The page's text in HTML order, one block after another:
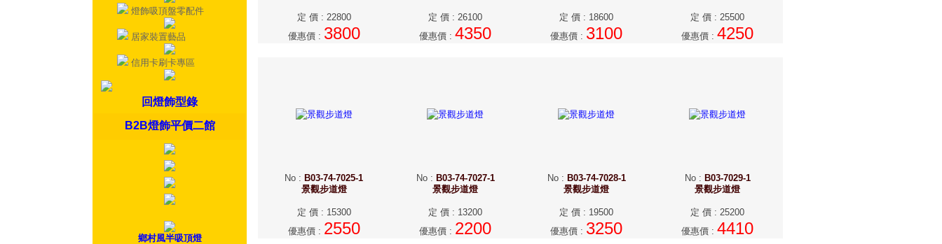
燈飾吸頂盤零配件
居家裝置藝品
信用卡刷卡專區
回燈飾型錄
B2B燈飾平價二館
鄉村風半吸頂燈
定 價: 22800
優惠價: 3800
定 價 : 26100
優惠價 : 4350
定 價 : 18600
優惠價 : 3100
定 價 : 25500
優惠價 : 4250
No : B03-74-7025-1
景觀步道燈
定 價: 15300
優惠價: 2550
No: B03-74-7027-1
景觀步道燈
定 價 : 13200
優惠價 : 2200
No: B03-74-7028-1
景觀步道燈
定 價 : 19500
優惠價 : 3250
No: B03-7029-1
景觀步道燈
定 價 : 25200
優惠價 : 4410